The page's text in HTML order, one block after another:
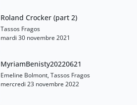
Roland Crocker (part 2)
Tassos Fragos
mardi 30 novembre 2021
MyriamBenisty20220621
Emeline Bolmont, Tassos Fragos
mercredi 23 novembre 2022